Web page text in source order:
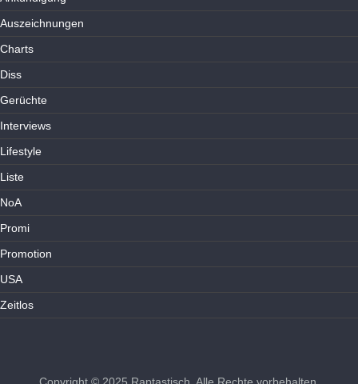
Auszeichnungen
Charts
Diss
Gerüchte
Interviews
Lifestyle
Liste
NoA
Promi
Promotion
USA
Zeitlos